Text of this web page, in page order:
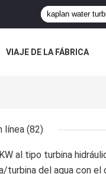
VIAJE DE LA FÁBRICA
línea (82)
al tipo turbina
turbina del agua con